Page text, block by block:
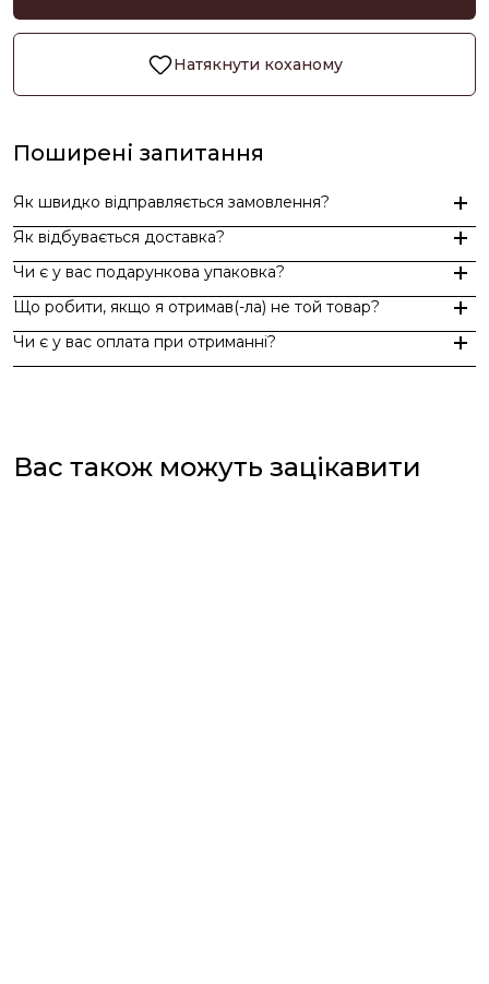
Натякнути коханому
Поширені запитання
Як швидко відправляється замовлення?
Замовлення, оформлені до 15:00, відправляються в той же
Індивідуальні замовлення (гравіювання, вироби з перлин
Як відбувається доставка?
Доставка по Україні - Безкоштовно від 3000 грн.
За додаткову по Європі та світу , служба доставки "Укр
Чи є у вас подарункова упаковка?
Так, ми надаємо стильну фірмову упаковку до кожного
Що робити, якщо я отримав(-ла) не той товар?
Чи є у вас оплата при отриманні?
Вас також можуть зацікавити